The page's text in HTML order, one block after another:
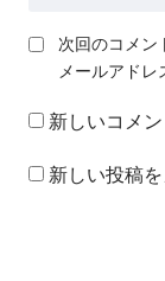
次回のコメン
メールアドレ
新しいコメ
新しい投稿